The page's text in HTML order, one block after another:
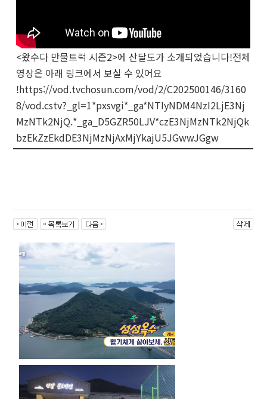
<왔수다 만물트럭 시즌2>에 산달도가 소개되었습니다!전체
영상은 아래 링크에서 보실 수 있어요
!https://vod.tvchosun.com/vod/2/C202500146/3160
8/vod.cstv?_gl=1*pxsvgi*_ga*NTIyNDM4NzI2LjE3Nj
MzNTk2NjQ.*_ga_D5GZR50LJV*czE3NjMzNTk2NjQk
bzEkZzEkdDE3NjMzNjAxMjYkajU5JGwwJGgw